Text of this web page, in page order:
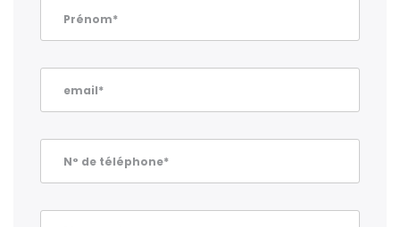
Prénom*
email*
N° de téléphone*